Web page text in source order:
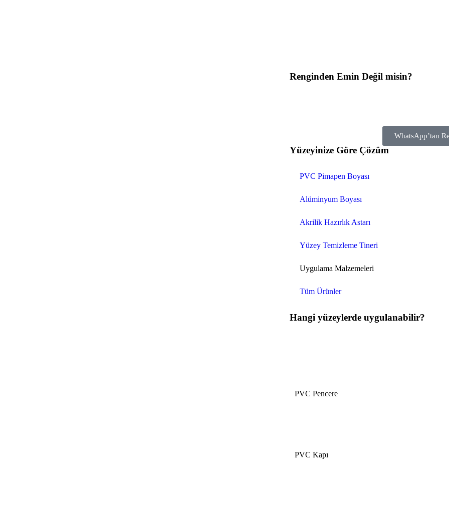
Renginden Emin Değil misin?
WhatsApp’tan
Yüzeyinize Göre Çözüm
PVC Pimapen Boyası
Alüminyum Boyası
Akrilik Hazırlık Astarı
Yüzey Temizleme Tineri
Uygulama Malzemeleri
Tüm Ürünler
Hangi yüzeylerde uygulanabilir?
PVC Pencere
PVC Kapı